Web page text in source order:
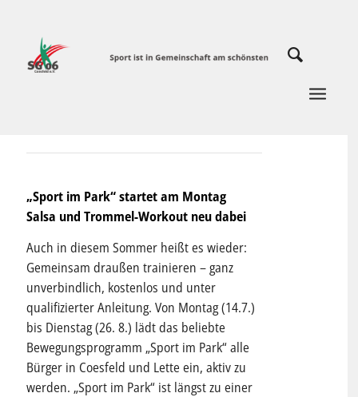
„Sport im Park“ startet am Montag
Salsa und Trommel-Workout neu dabei
Auch in diesem Sommer heißt es wieder:
Gemeinsam draußen trainieren – ganz
unverbindlich, kostenlos und unter
qualifizierter Anleitung. Von Montag (14.7.)
bis Dienstag (26. 8.) lädt das beliebte
Bewegungsprogramm „Sport im Park“ alle
Bürger in Coesfeld und Lette ein, aktiv zu
werden. „Sport im Park“ ist längst zu einer